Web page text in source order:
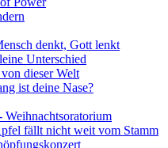
denkt, Gott lenkt
Unterschied
dieser Welt
ist deine Nase?
Weihnachtsoratorium
fällt nicht weit vom Stamm